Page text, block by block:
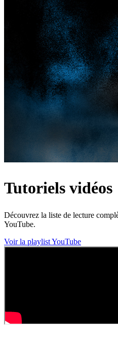
Tutoriels vidéos
Découvrez la liste de lecture
YouTube.
Voir la playlist YouTube